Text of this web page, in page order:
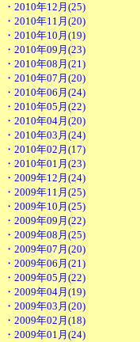
・2010年12月(25)
・2010年11月(20)
・2010年10月(19)
・2010年09月(23)
・2010年08月(21)
・2010年07月(20)
・2010年06月(24)
・2010年05月(22)
・2010年04月(20)
・2010年03月(24)
・2010年02月(17)
・2010年01月(23)
・2009年12月(24)
・2009年11月(25)
・2009年10月(25)
・2009年09月(22)
・2009年08月(25)
・2009年07月(20)
・2009年06月(21)
・2009年05月(22)
・2009年04月(19)
・2009年03月(20)
・2009年02月(18)
・2009年01月(24)